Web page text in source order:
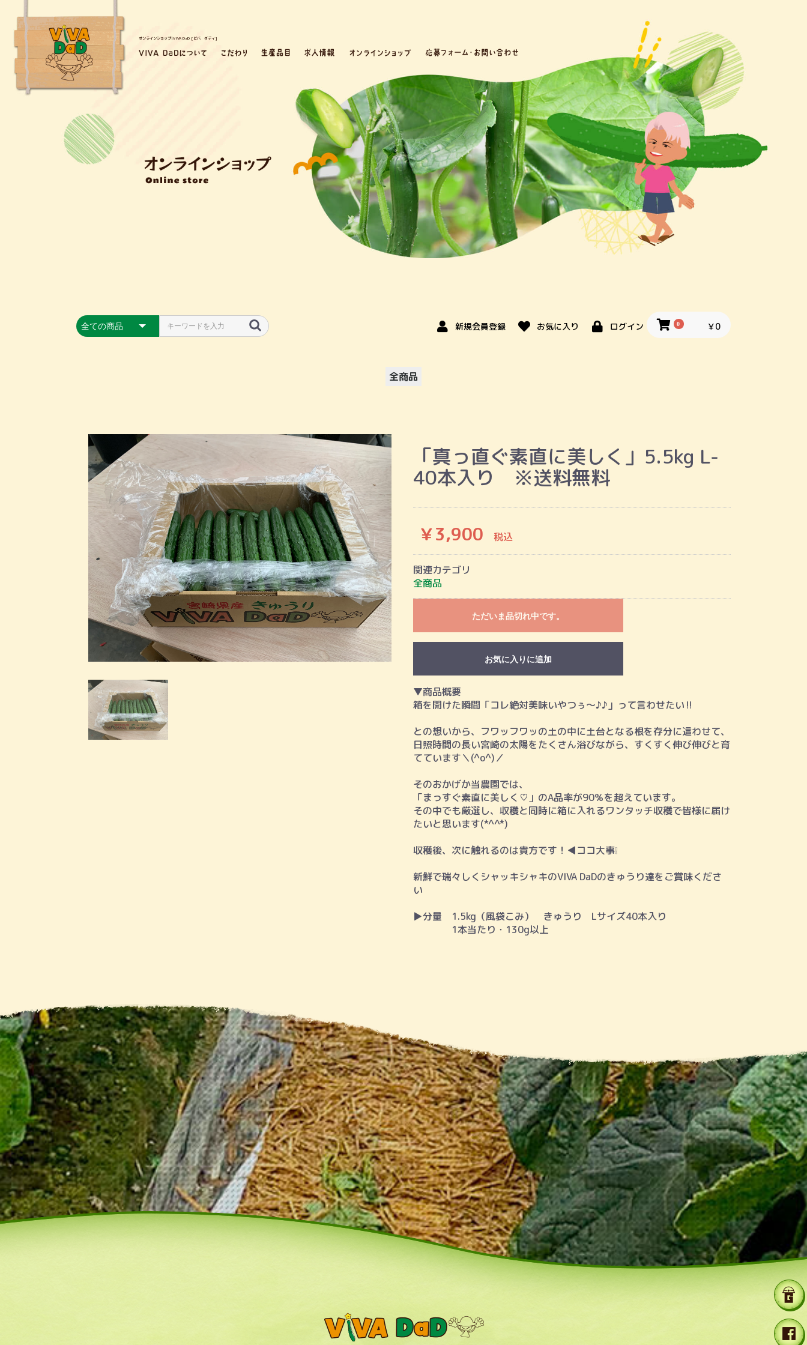
オンラインショップ|VIVA DaD [ビバ ダディ]
新規会員登録 お気に入り ログイン 0 ￥0
全商品
「真っ直ぐ素直に美しく」5.5kg L-
40本入り ※送料無料
￥3,900 税込
関連カテゴリ
全商品
ただいま品切れ中です。
お気に入りに追加
▼商品概要
箱を開けた瞬間「コレ絶対美味いやつぅ～♪♪」って言わせたい‼️
との想いから、フワッフワッの土の中に土台となる根を存分に這わせて、
日照時間の長い宮崎の太陽をたくさん浴びながら、すくすく伸び伸びと育
てています＼(^o^)／
そのおかげか当農園では、
「まっすぐ素直に美しく♡」のA品率が90％を超えています。
その中でも厳選し、収穫と同時に箱に入れるワンタッチ収穫で皆様に届け
たいと思います(*^^*)
収穫後、次に触れるのは貴方です！◀︎ココ大事❕
新鮮で瑞々しくシャッキシャキのVIVA DaDのきゅうり達をご賞味くださ
い
▶︎分量 1.5kg（風袋こみ） きゅうり Lサイズ40本入り
1本当たり・130g以上